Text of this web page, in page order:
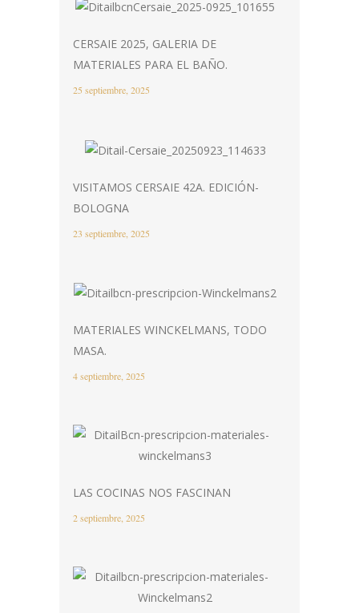
CERSAIE 2025, GALERIA DE
MATERIALES PARA EL BAÑO.
25 septiembre, 2025
VISITAMOS CERSAIE 42A. EDICIÓN-
BOLOGNA
23 septiembre, 2025
MATERIALES WINCKELMANS, TODO
MASA.
4 septiembre, 2025
LAS COCINAS NOS FASCINAN
2 septiembre, 2025